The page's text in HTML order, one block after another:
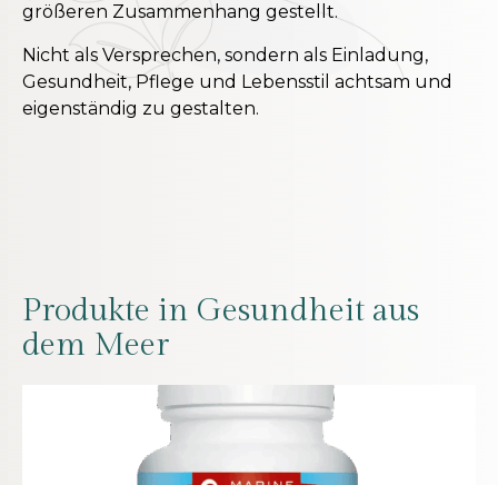
größeren Zusammenhang gestellt.
Nicht als Versprechen, sondern als Einladung,
Gesundheit, Pflege und Lebensstil achtsam und
eigenständig zu gestalten.
Produkte in Gesundheit aus
dem Meer